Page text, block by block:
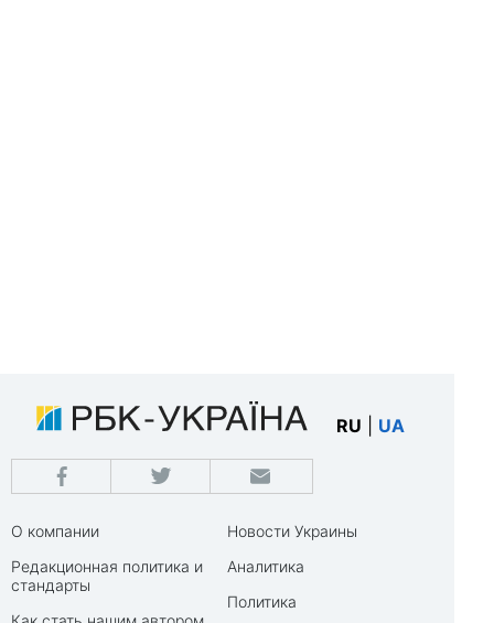
RU UA
О компании
Редакционная политика и
стандарты
Новости Украины
Аналитика
Политика